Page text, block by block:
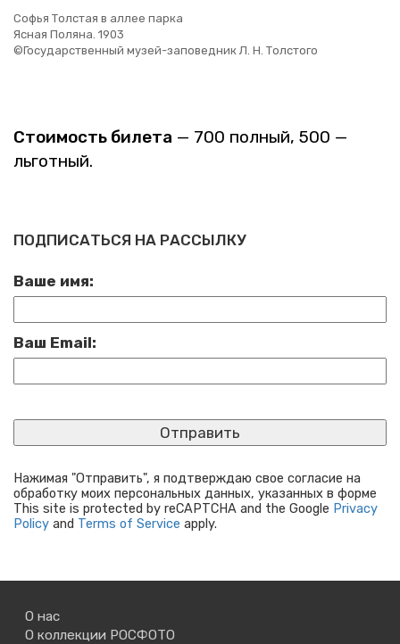
Софья Тол­стая в аллее парка
Ясная По­ля­на. 1903
©Го­су­дар­ствен­ный музей-за­по­вед­ник Л. Н. Тол­сто­го
Сто­и­мость би­ле­та — 700 пол­ный, 500 —
льгот­ный.
ПОДПИСАТЬСЯ НА РАССЫЛКУ
Ваше имя:
Ваш Email:
Нажимая "Отправить", я подтверждаю свое согласие на
обработку моих персональных данных, указанных в форме
This site is protected by reCAPTCHA and the Google Privacy
Policy and Terms of Service apply.
О нас
О коллекции РОСФОТО